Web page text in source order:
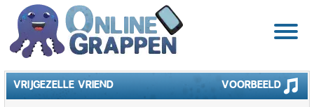
VRIJGEZELLE VRIEND Voorbeeld